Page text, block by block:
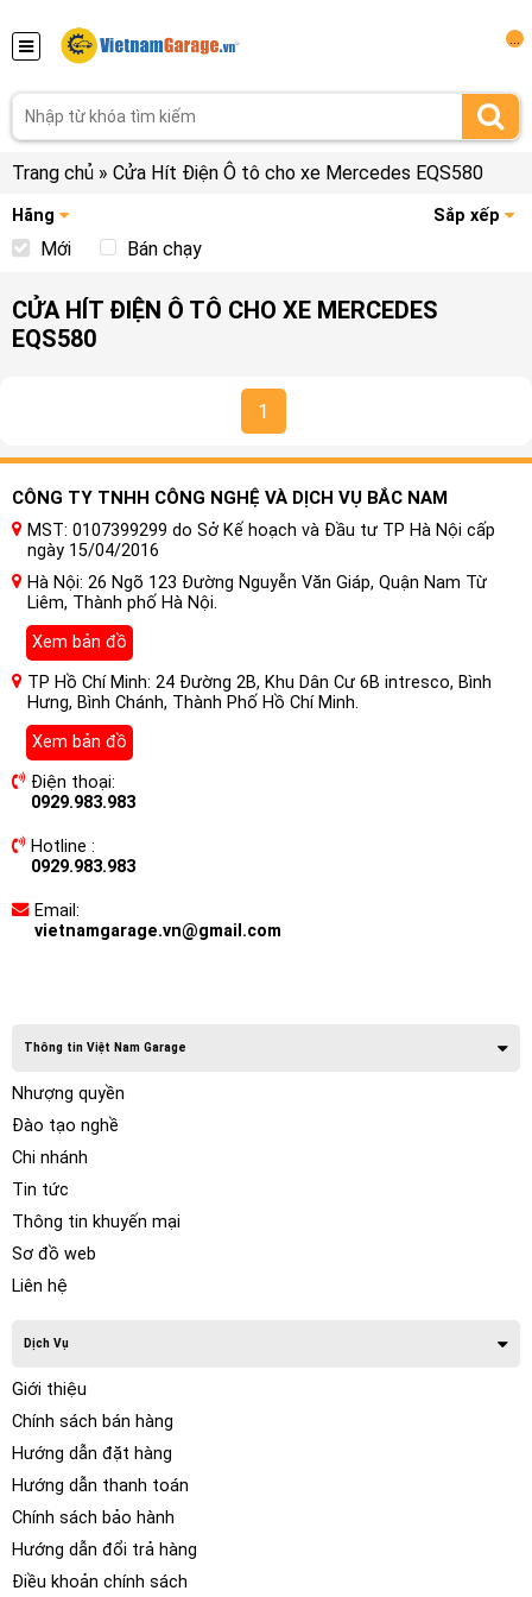
Trang chủ » Cửa Hít Điện Ô tô cho xe Mercedes EQS580
Hãng Sắp xếp
Mới Bán chạy
CỬA HÍT ĐIỆN Ô TÔ CHO XE MERCEDES
EQS580
1
CÔNG TY TNHH CÔNG NGHỆ VÀ DỊCH VỤ BẮC NAM
MST: 0107399299 do Sở Kế hoạch và Đầu tư TP Hà Nội cấp
ngày 15/04/2016
Hà Nội: 26 Ngõ 123 Đường Nguyễn Văn Giáp, Quận Nam Từ
Liêm, Thành phố Hà Nội.
Xem bản đồ
TP Hồ Chí Minh: 24 Đường 2B, Khu Dân Cư 6B intresco, Bình
Hưng, Bình Chánh, Thành Phố Hồ Chí Minh.
Xem bản đồ
Điện thoại:
0929.983.983
Hotline :
0929.983.983
Email:
vietnamgarage.vn@gmail.com
Thông tin Việt Nam Garage
Nhượng quyền
Đào tạo nghề
Chi nhánh
Tin tức
Thông tin khuyến mại
Sơ đồ web
Liên hệ
Dịch Vụ
Giới thiệu
Chính sách bán hàng
Hướng dẫn đặt hàng
Hướng dẫn thanh toán
Chính sách bảo hành
Hướng dẫn đổi trả hàng
Điều khoản chính sách